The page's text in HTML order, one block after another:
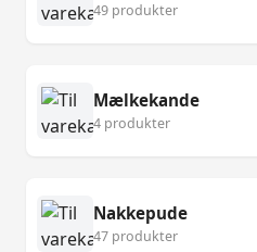
49 produkter
Mælkekande
4 produkter
Nakkepude
47 produkter